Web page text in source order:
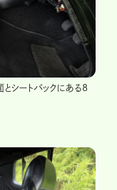
シートバックにある8